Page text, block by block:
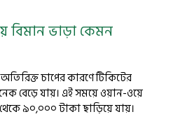
বিমান ভাড়া কেমন
চাপের কারণে টিকিটের
বেড়ে যায়। এই সময়ে ওয়ান-ওয়ে
৯০,০০০ টাকা ছাড়িয়ে যায়।